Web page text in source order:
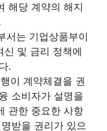
해당 계약의 해지
서는 기업상품부이
신 및 금리 정책에
.
이 계약체결을 권
소비자가 설명을
관한 중요한 사항
받을 권리가 있으